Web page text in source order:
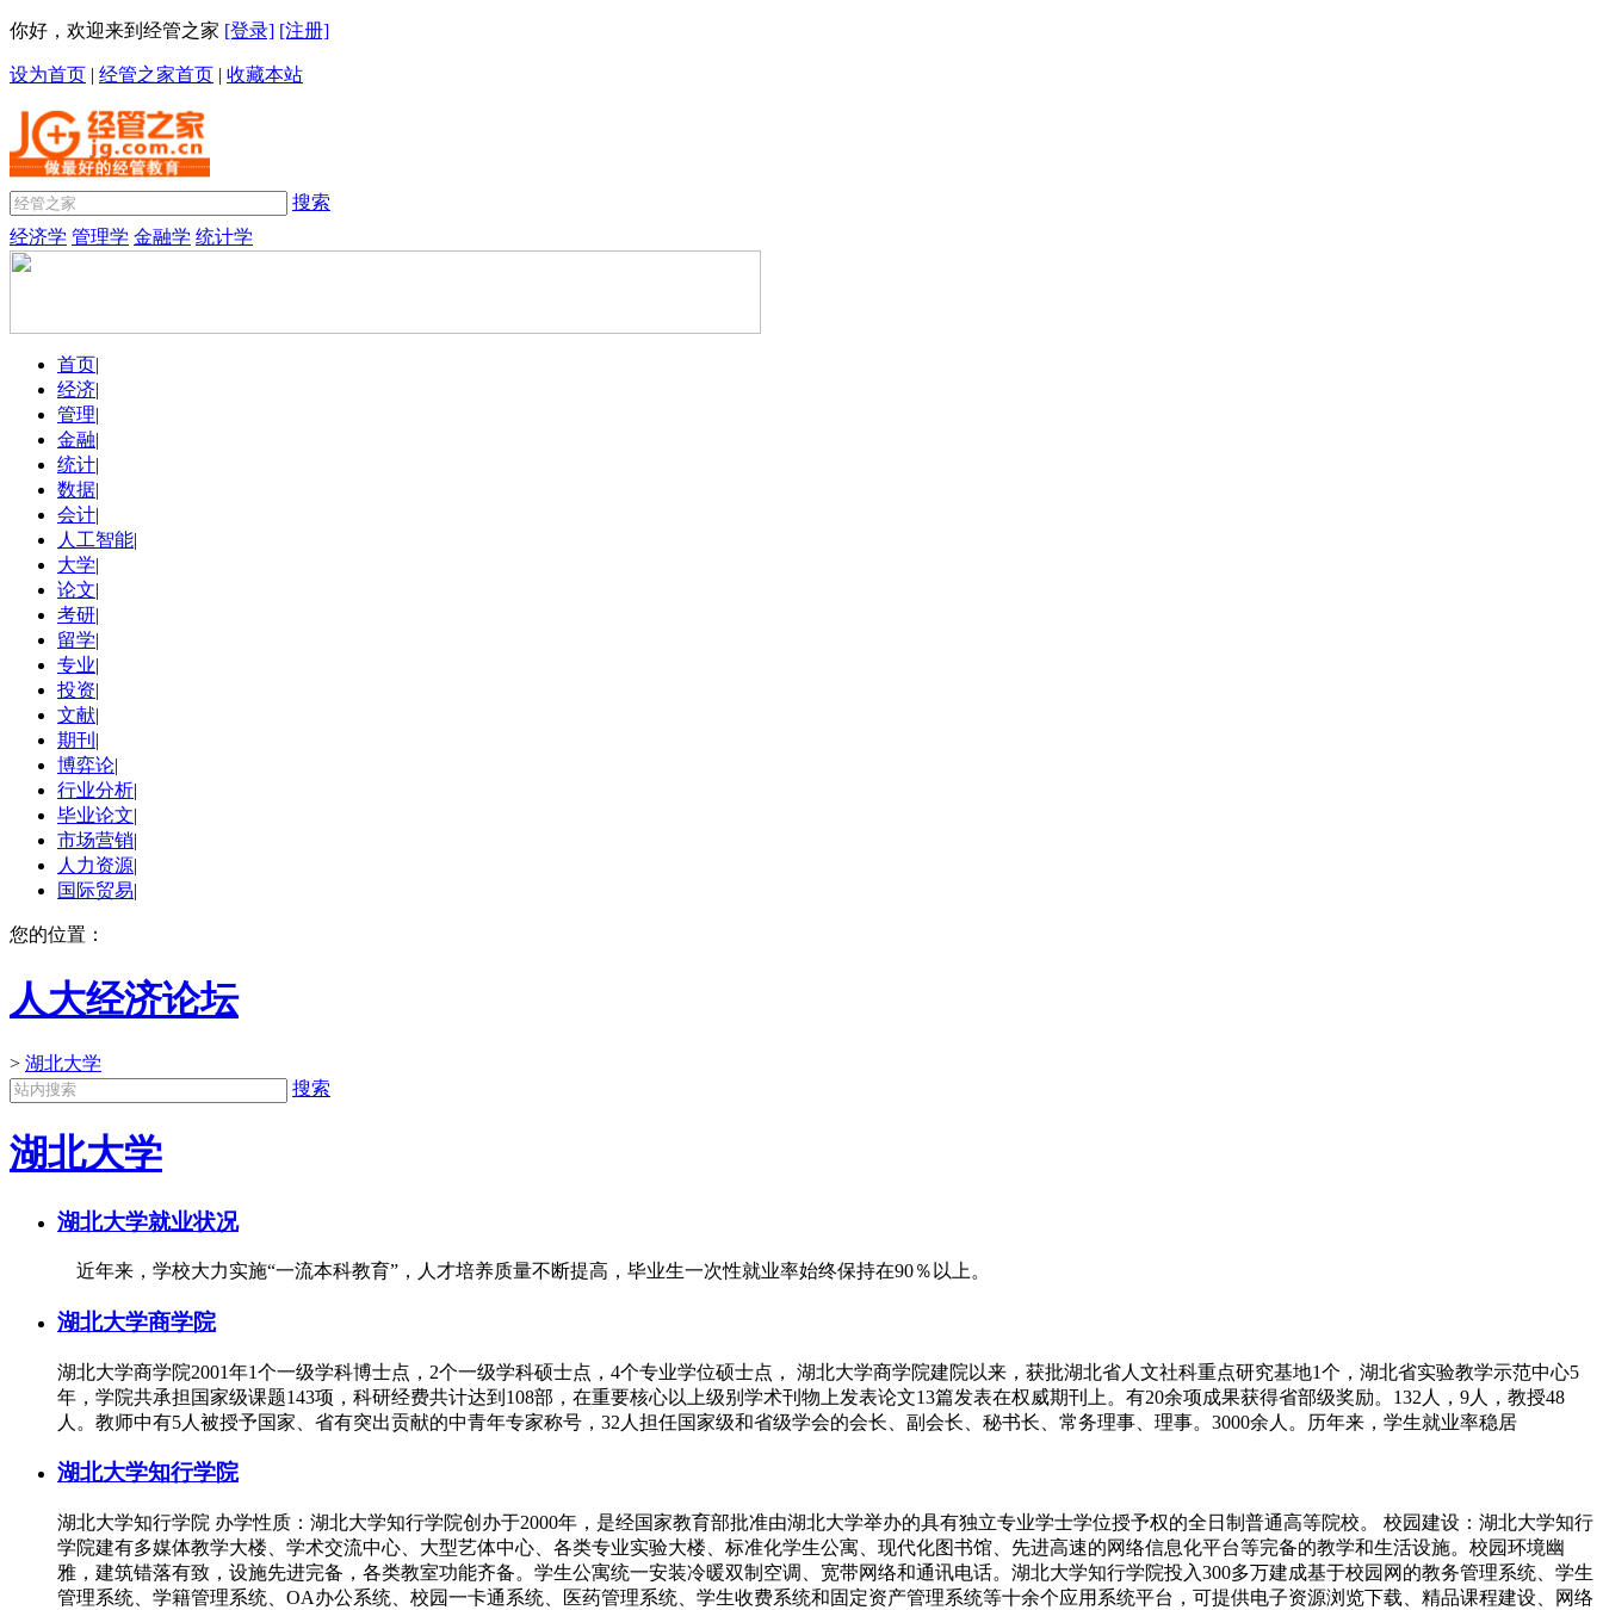
你好，欢迎来到经管之家 [登录] [注册]
设为首页 | 经管之家首页 | 收藏本站
搜索
经济学 管理学 金融学 统计学
首页|
经济|
管理|
金融|
统计|
数据|
会计|
人工智能|
大学|
论文|
考研|
留学|
专业|
投资|
文献|
期刊 |
博弈论|
行业分析|
毕业论文|
市场营销|
人力资源|
国际贸易|
您的位置：
人大经济论坛
> 湖北大学
搜索
湖北大学
湖北大学就业状况
近年来，学校大力实施“一流本科教育”，人才培养质量不断提高，毕业生一次性就业率始终保持在90％以上。
湖北大学商学院
湖北大学商学院2001年1个一级学科博士点，2个一级学科硕士点，4个专业学位硕士点， 湖北大学商学院建院以来，获批湖北省人文社科重点研究基地1个，湖北省实验教学示范中心5
年，学院共承担国家级课题143项，科研经费共计达到108部，在重要核心以上级别学术刊物上发表论文13篇发表在权威期刊上。有20余项成果获得省部级奖励。132人，9人，教授48
人。教师中有5人被授予国家、省有突出贡献的中青年专家称号，32人担任国家级和省级学会的会长、副会长、秘书长、常务理事、理事。3000余人。历年来，学生就业率稳居
湖北大学知行学院
湖北大学知行学院 办学性质：湖北大学知行学院创办于2000年，是经国家教育部批准由湖北大学举办的具有独立专业学士学位授予权的全日制普通高等院校。 校园建设：湖北大学知行
学院建有多媒体教学大楼、学术交流中心、大型艺体中心、各类专业实验大楼、标准化学生公寓、现代化图书馆、先进高速的网络信息化平台等完备的教学和生活设施。校园环境幽
雅，建筑错落有致，设施先进完备，各类教室功能齐备。学生公寓统一安装冷暖双制空调、宽带网络和通讯电话。湖北大学知行学院投入300多万建成基于校园网的教务管理系统、学生
管理系统、学籍管理系统、OA办公系统、校园一卡通系统、医药管理系统、学生收费系统和固定资产管理系统等十余个应用系统平台，可提供电子资源浏览下载、精品课程建设、网络